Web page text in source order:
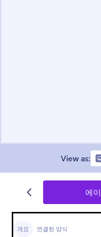
View as:
에
개요 연결된 양식